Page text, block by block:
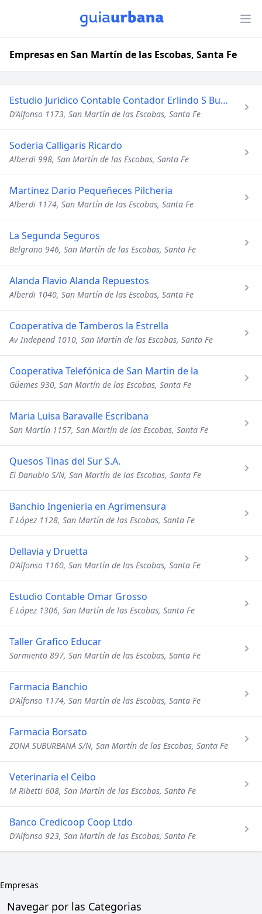
Empresas en San Martín de las Escobas, Santa Fe
Estudio Juridico Contable Contador Erlindo S Buero
D'Alfonso 1173, San Martín de las Escobas, Santa Fe
Soderia Calligaris Ricardo
Alberdi 998, San Martín de las Escobas, Santa Fe
Martinez Dario Pequeñeces Pilcheria
Alberdi 1174, San Martín de las Escobas, Santa Fe
La Segunda Seguros
Belgrano 946, San Martín de las Escobas, Santa Fe
Alanda Flavio Alanda Repuestos
Alberdi 1040, San Martín de las Escobas, Santa Fe
Cooperativa de Tamberos la Estrella
Av Independ 1010, San Martín de las Escobas, Santa Fe
Cooperativa Telefónica de San Martin de la
Güemes 930, San Martín de las Escobas, Santa Fe
Maria Luisa Baravalle Escribana
San Martín 1157, San Martín de las Escobas, Santa Fe
Quesos Tinas del Sur S.A.
El Danubio S/N, San Martín de las Escobas, Santa Fe
Banchio Ingenieria en Agrimensura
E López 1128, San Martín de las Escobas, Santa Fe
Dellavia y Druetta
D'Alfonso 1160, San Martín de las Escobas, Santa Fe
Estudio Contable Omar Grosso
E López 1306, San Martín de las Escobas, Santa Fe
Taller Grafico Educar
Sarmiento 897, San Martín de las Escobas, Santa Fe
Farmacia Banchio
D'Alfonso 1174, San Martín de las Escobas, Santa Fe
Farmacia Borsato
ZONA SUBURBANA S/N, San Martín de las Escobas, Santa Fe
Veterinaria el Ceibo
M Ribetti 608, San Martín de las Escobas, Santa Fe
Banco Credicoop Coop Ltdo
D'Alfonso 923, San Martín de las Escobas, Santa Fe
Empresas
Navegar por las Categorias